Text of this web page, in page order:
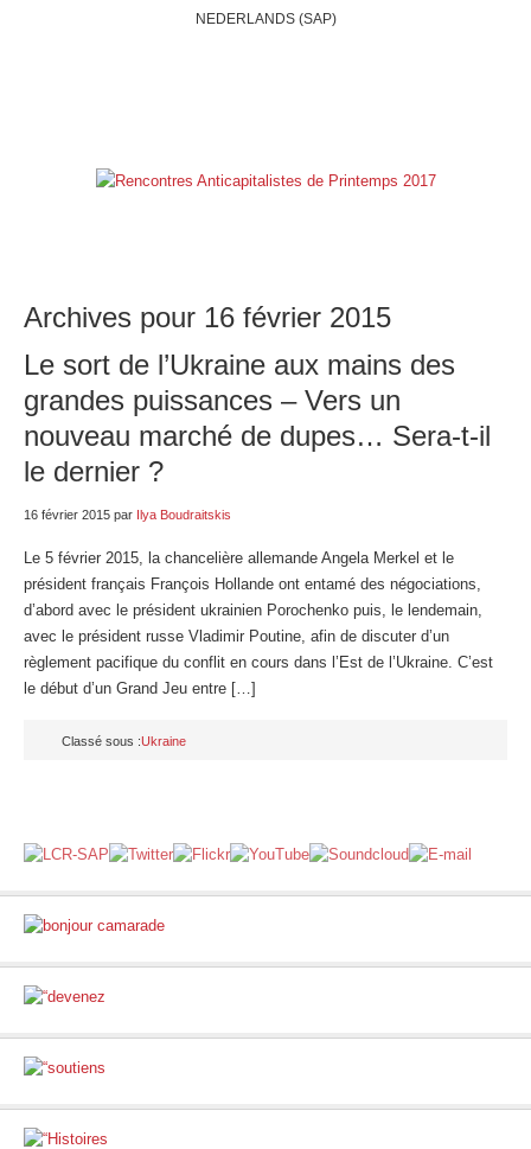
NEDERLANDS (SAP)
Archives pour 16 février 2015
Le sort de l’Ukraine aux mains des
grandes puissances – Vers un
nouveau marché de dupes… Sera-t-il
le dernier ?
16 février 2015 par Ilya Boudraitskis
Le 5 février 2015, la chancelière allemande Angela Merkel et le
président français François Hollande ont entamé des négociations,
d’abord avec le président ukrainien Porochenko puis, le lendemain,
avec le président russe Vladimir Poutine, afin de discuter d’un
règlement pacifique du conflit en cours dans l’Est de l’Ukraine. C’est
le début d’un Grand Jeu entre […]
Classé sous :Ukraine